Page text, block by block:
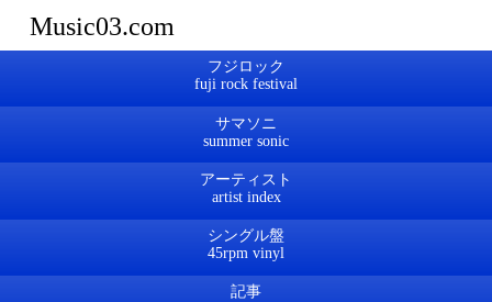
Music03.com
フジロック
サマソニ
アーティスト
シングル盤
記事